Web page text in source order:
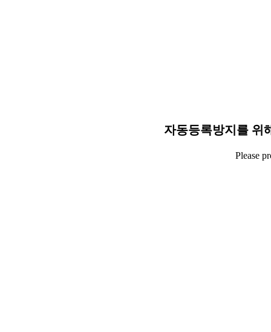
자동등록방지를 위
Please